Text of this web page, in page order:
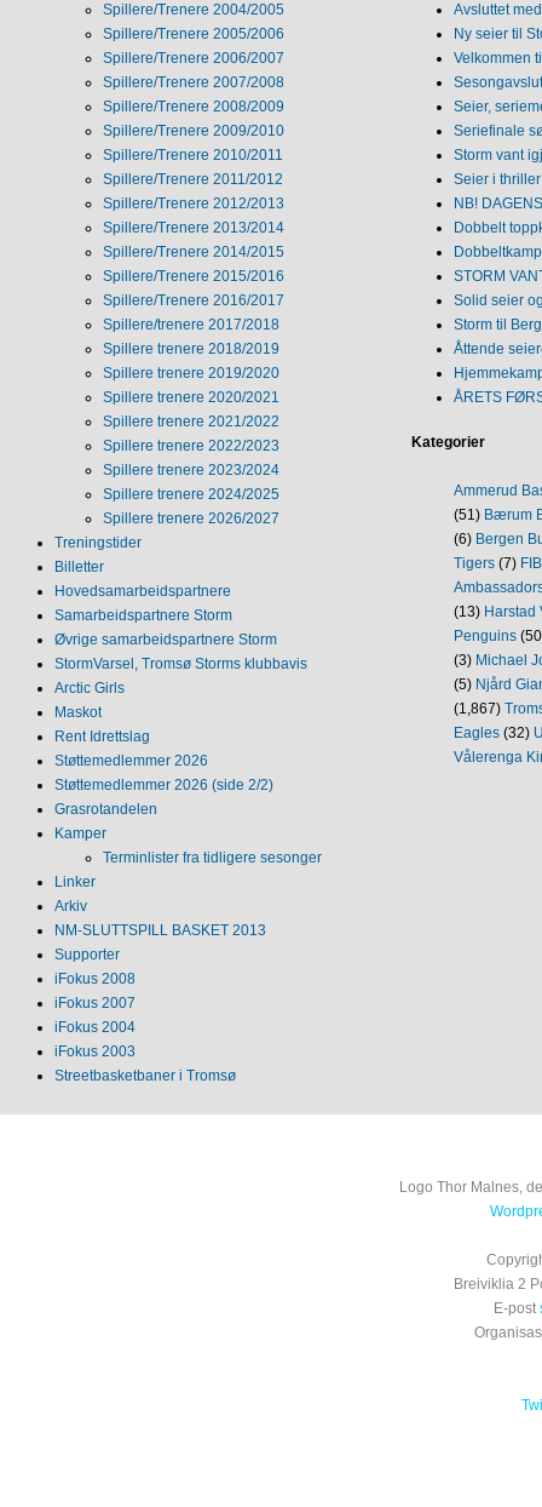
Spillere/Trenere 2004/2005
Spillere/Trenere 2005/2006
Spillere/Trenere 2006/2007
Spillere/Trenere 2007/2008
Spillere/Trenere 2008/2009
Spillere/Trenere 2009/2010
Spillere/Trenere 2010/2011
Spillere/Trenere 2011/2012
Spillere/Trenere 2012/2013
Spillere/Trenere 2013/2014
Spillere/Trenere 2014/2015
Spillere/Trenere 2015/2016
Spillere/Trenere 2016/2017
Spillere/trenere 2017/2018
Spillere trenere 2018/2019
Spillere trenere 2019/2020
Spillere trenere 2020/2021
Spillere trenere 2021/2022
Spillere trenere 2022/2023
Spillere trenere 2023/2024
Spillere trenere 2024/2025
Spillere trenere 2026/2027
Treningstider
Billetter
Hovedsamarbeidspartnere
Samarbeidspartnere Storm
Øvrige samarbeidspartnere Storm
StormVarsel, Tromsø Storms klubbavis
Arctic Girls
Maskot
Rent Idrettslag
Støttemedlemmer 2026
Støttemedlemmer 2026 (side 2/2)
Grasrotandelen
Kamper
Terminlister fra tidligere sesonger
Linker
Arkiv
NM‐SLUTTSPILL BASKET 2013
Supporter
iFokus 2008
iFokus 2007
iFokus 2004
iFokus 2003
Streetbasketbaner i Tromsø
Avsluttet
Ny seier til
Velkommen
Seier,
Seriefinale
Storm vant
Seier i
NB!
Dobbelt
STORM
Solid seier
Storm til
Åttende
ÅRETS
Kategorier
Ammerud
(51) Bærum
(6) Bergen
Tigers (7)
(13) Harstad
Penguins
(3) Michael
(5) Njård
(1,867)
Eagles (32)
Vålerenga
Logo Thor Malnes,
Breiviklia 2
E-post